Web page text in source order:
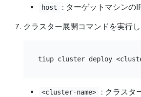
host : ターゲットマシンのIP
クラスター展開コマンドを実行し
<cluster-name> : クラスタ